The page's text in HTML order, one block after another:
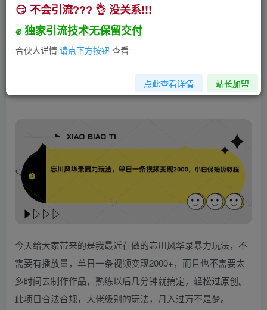
忘川风华录暴力玩法，单日一条视频变现2000，
小白保姆级教程【揭秘】
小助手
117 19
今天给大家带来的是我最近在做的忘川风华录暴力玩法，不
需要有播放量，单日一条视频变现2000+，而且也不需要太
多时间去制作作品，熟练以后几分钟就搞定，轻松过原创。
此项目合法合规，大佬级别的玩法，月入过万不是梦。
😏 不会引流??? 👌 没关系!!!
✊ 独家引流技术无保留交付
合伙人详情 请点下方按钮 查看
点此查看详情 站长加盟